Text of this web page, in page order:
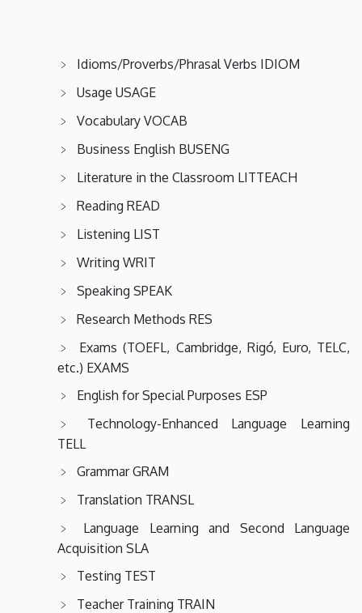
Idioms/Proverbs/Phrasal Verbs IDIOM
Usage USAGE
Vocabulary VOCAB
Business English BUSENG
Literature in the Classroom LITTEACH
Reading READ
Listening LIST
Writing WRIT
Speaking SPEAK
Research Methods RES
Exams (TOEFL, Cambridge, Rigó, Euro, TELC,
etc.) EXAMS
English for Special Purposes ESP
Technology-Enhanced Language Learning
TELL
Grammar GRAM
Translation TRANSL
Language Learning and Second Language
Acquisition SLA
Testing TEST
Teacher Training TRAIN